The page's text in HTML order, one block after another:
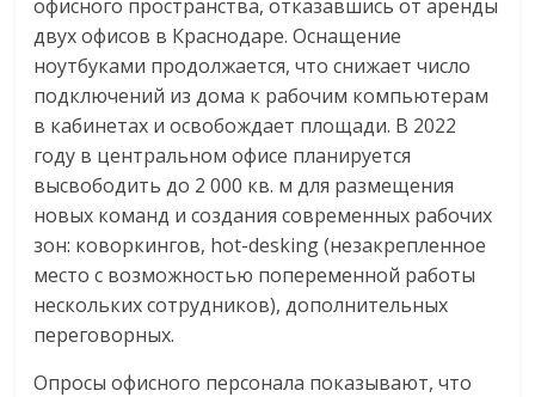
офисного пространства, отказавшись от аренды
двух офисов в Краснодаре. Оснащение
ноутбуками продолжается, что снижает число
подключений из дома к рабочим компьютерам
в кабинетах и освобождает площади. В 2022
году в центральном офисе планируется
высвободить до 2 000 кв. м для размещения
новых команд и создания современных рабочих
зон: коворкингов, hot-desking (незакрепленное
место с возможностью попеременной работы
нескольких сотрудников), дополнительных
переговорных.
Опросы офисного персонала показывают, что